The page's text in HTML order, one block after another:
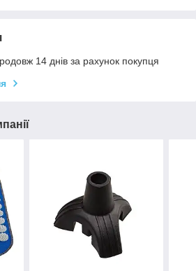
14 днів за рахунок покупця